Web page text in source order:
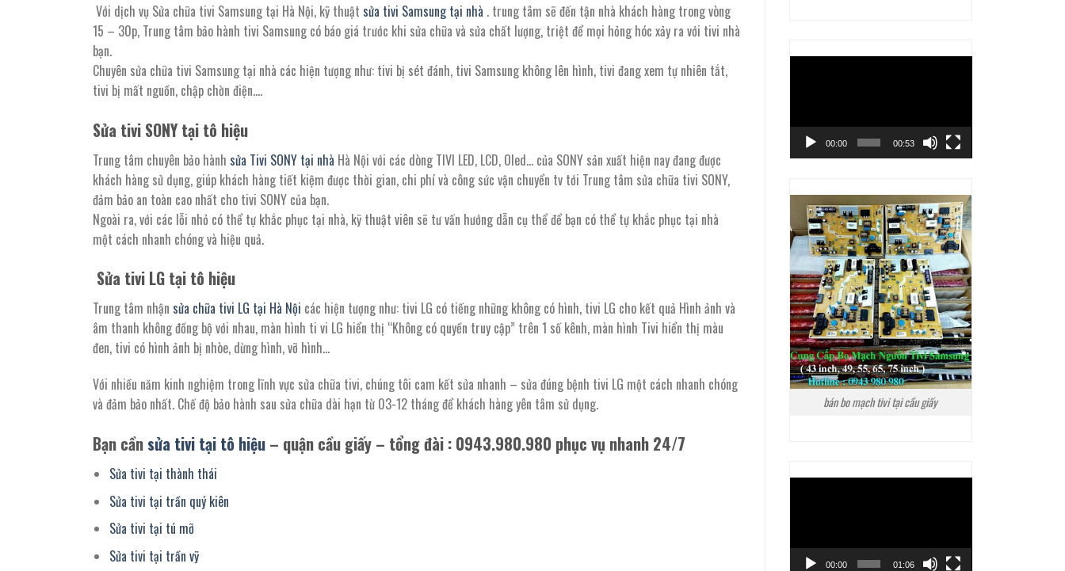
Với dịch vụ Sửa chữa tivi Samsung tại Hà Nội, kỹ thuật sửa tivi Samsung tại nhà . trung tâm sẽ đến tận nhà khách hàng trong vòng
15 – 30p, Trung tâm bảo hành tivi Samsung có báo giá trước khi sửa chữa và sửa chất lượng, triệt để mọi hỏng hóc xảy ra với tivi nhà
bạn.
Chuyên sửa chữa tivi Samsung tại nhà các hiện tượng như: tivi bị sét đánh, tivi Samsung không lên hình, tivi đang xem tự nhiên tắt,
tivi bị mất nguồn, chập chờn điện….
Sửa tivi SONY tại tô hiệu
Trung tâm chuyên bảo hành sửa Tivi SONY tại nhà Hà Nội với các dòng TIVI LED, LCD, Oled… của SONY sản xuất hiện nay đang được
khách hàng sử dụng, giúp khách hàng tiết kiệm được thời gian, chi phí và công sức vận chuyển tv tới Trung tâm sửa chữa tivi SONY,
đảm bảo an toàn cao nhất cho tivi SONY của bạn.
Ngoài ra, với các lỗi nhỏ có thể tự khắc phục tại nhà, kỹ thuật viên sẽ tư vấn hướng dẫn cụ thể để bạn có thể tự khắc phục tại nhà
một cách nhanh chóng và hiệu quả.
Sửa tivi LG tại tô hiệu
Trung tâm nhận sửa chữa tivi LG tại Hà Nội các hiện tượng như: tivi LG có tiếng những không có hình, tivi LG cho kết quả Hình ảnh và
âm thanh không đồng bộ với nhau, màn hình ti vi LG hiển thị “Không có quyền truy cập” trên 1 số kênh, màn hình Tivi hiển thị màu
đen, tivi có hình ảnh bị nhòe, dừng hình, vỡ hình…
Với nhiều năm kinh nghiệm trong lĩnh vực sửa chữa tivi, chúng tôi cam kết sửa nhanh – sửa đúng bệnh tivi LG một cách nhanh chóng
và đảm bảo nhất. Chế độ bảo hành sau sửa chữa dài hạn từ 03-12 tháng để khách hàng yên tâm sử dụng.
Bạn cần sửa tivi tại tô hiệu – quận cầu giấy – tổng đài : 0943.980.980 phục vụ nhanh 24/7
Sửa tivi tại thành thái
Sửa tivi tại trần quý kiên
Sửa tivi tại tú mỡ
Sửa tivi tại trần vỹ
00:00 00:53
bán bo mạch tivi tại cầu giấy
00:00 01:06